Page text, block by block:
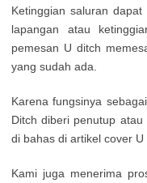
Ketinggian saluran
lapangan atau
pemesan U ditch
yang sudah ada.
Karena fungsinya
Ditch diberi penutup
di bahas di artikel cover U
Kami juga menerima